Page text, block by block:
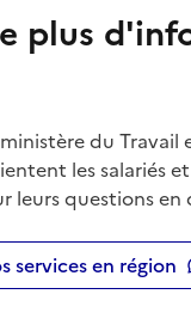
plus
du Travail
les salariés
leurs questions
services en région